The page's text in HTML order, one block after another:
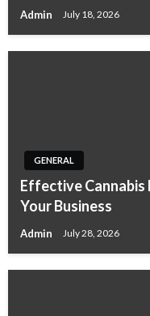
Admin July 18, 2026
GENERAL
Effective
Your Business
Admin July 28, 2026